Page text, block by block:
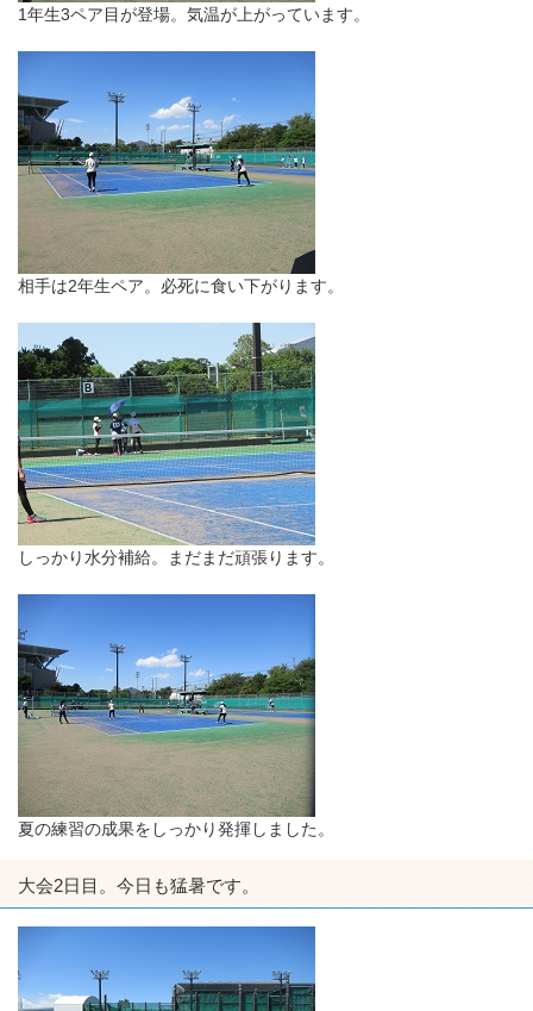
1年生3ペア目が登場。気温が上がっています。
相手は2年生ペア。必死に食い下がります。
しっかり水分補給。まだまだ頑張ります。
夏の練習の成果をしっかり発揮しました。
大会2日目。今日も猛暑です。